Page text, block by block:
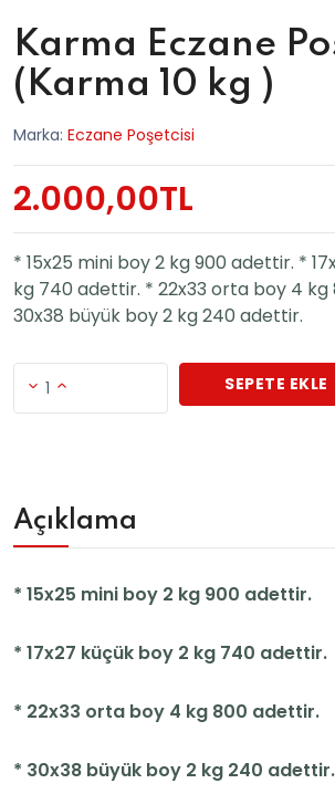
Karma Eczane
(Karma 10 kg )
Marka: Eczane Poşetcisi
2.000,00TL
* 15x25 mini boy 2 kg 900 adettir. *
kg 740 adettir. * 22x33 orta boy 4
30x38 büyük boy 2 kg 240 adettir.
1 SEPETE EKLE
Açıklama
* 15x25 mini boy 2 kg 900 adettir.
* 17x27 küçük boy 2 kg 740 adettir.
* 22x33 orta boy 4 kg 800 adettir.
* 30x38 büyük boy 2 kg 240 adettir.